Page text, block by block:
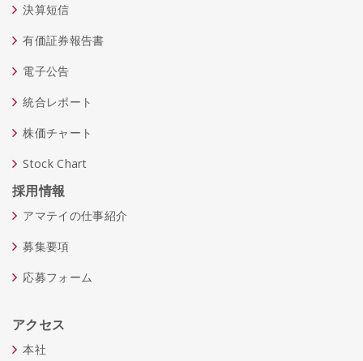
決算短信
有価証券報告書
電子公告
統合レポート
株価チャート
Stock Chart
採用情報
アマテイの仕事紹介
募集要項
応募フォーム
アクセス
本社